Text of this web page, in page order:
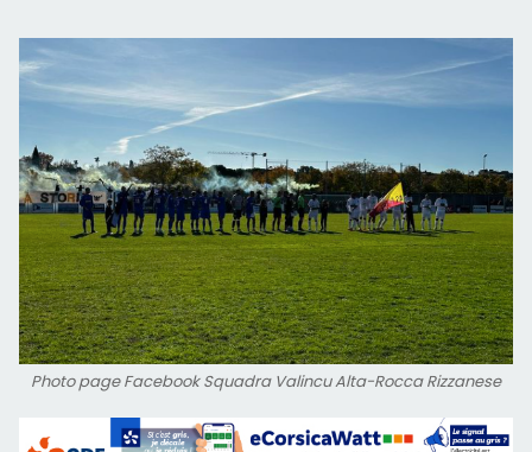
Photo page Facebook Squadra Valincu Alta-Rocca Rizzanese